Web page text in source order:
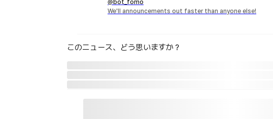
@bot_fomo
We'll announcements out faster than anyone else!
このニュース、どう思いますか？